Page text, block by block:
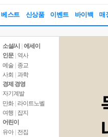
베스트 신상품 이벤트 바이백 매
소설/시
에세이
인문
역사
예술 | 종교
사회 | 과학
경제 경영
자기계발
만화 | 라이트노벨
여행
잡지
어린이
유아 | 전집